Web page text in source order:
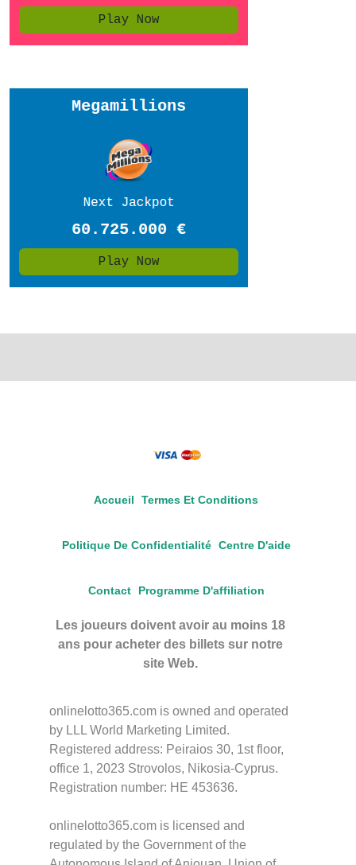
Accueil Termes Et Conditions
Politique De Confidentialité Centre D'aide
Contact Programme D'affiliation
Les joueurs doivent avoir au moins 18
ans pour acheter des billets sur notre
site Web.
onlinelotto365.com is owned and operated
by LLL World Marketing Limited.
Registered address: Peiraios 30, 1st floor,
office 1, 2023 Strovolos, Nikosia-Cyprus.
Registration number: HE 453636.
onlinelotto365.com is licensed and
regulated by the Government of the